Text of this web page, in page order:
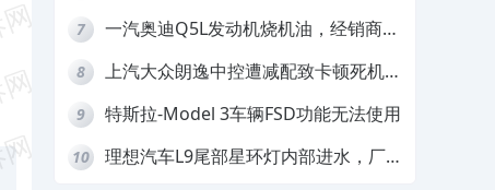
7
一汽奥迪Q5L发动机烧机油，经销商推
8
上汽大众朗逸中控遭减配致卡顿死机，
9 特斯拉-Model 3车辆FSD功能无法使用
10
理想汽车L9尾部星环灯内部进水，厂